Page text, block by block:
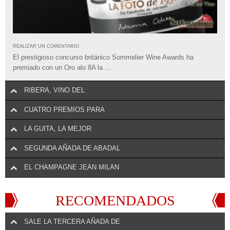
REALIZAR UN COMENTARIO
El prestigioso concurso británico Sommelier Wine Awards ha
premiado con un Oro alo 8A la ...
RIBERA, VINO DEL
CUATRO PREMIOS PARA
LA GUITA, LA MEJOR
SEGUNDA AÑADA DE ABADAL
EL CHAMPAGNE JEAN MILAN
RECOMENDADOS
SALE LA TERCERA AÑADA DE